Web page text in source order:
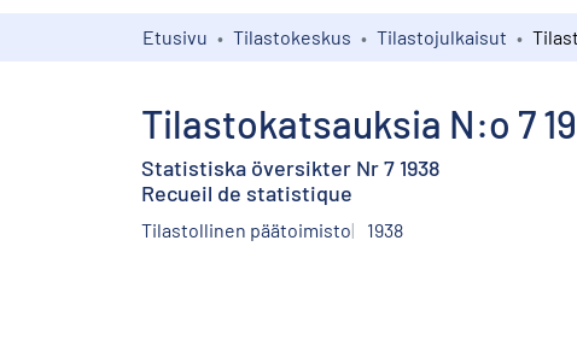
Etusivu Tilastokeskus Tilastojulkaisut
Tilastokatsauksia N:o 7
Statistiska översikter Nr 7 1938
Recueil de statistique
Tilastollinen päätoimisto 1938